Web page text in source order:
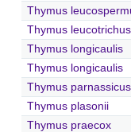
Thymus
Thymus leucotrichus
Thymus longicaulis
Thymus longicaulis
Thymus parnassicus
Thymus plasonii
Thymus praecox